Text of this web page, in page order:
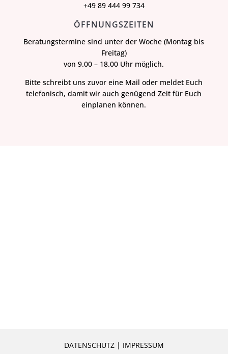
+49 89 444 99 734
ÖFFNUNGSZEITEN
Beratungstermine sind unter der Woche (Montag bis
Freitag)
von 9.00 – 18.00 Uhr möglich.
Bitte schreibt uns zuvor eine Mail oder meldet Euch
telefonisch, damit wir auch genügend Zeit für Euch
einplanen können.
DATENSCHUTZ| IMPRESSUM